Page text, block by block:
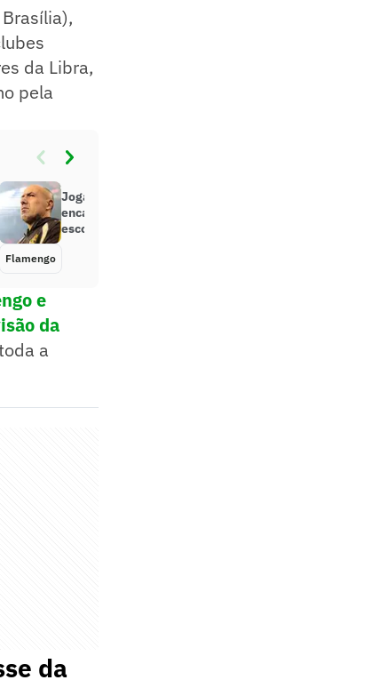
da Libra,
pela
Jogador retorna ao Rio e não
encara o Grêmio; Flamengo
escolhe substituto
Flamengo
e
da
a
da